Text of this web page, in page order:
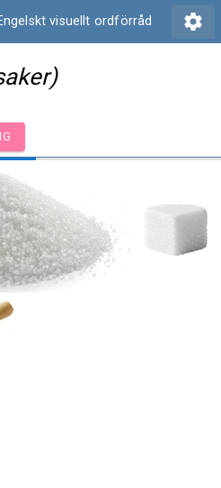
visuellt ordförråd settings